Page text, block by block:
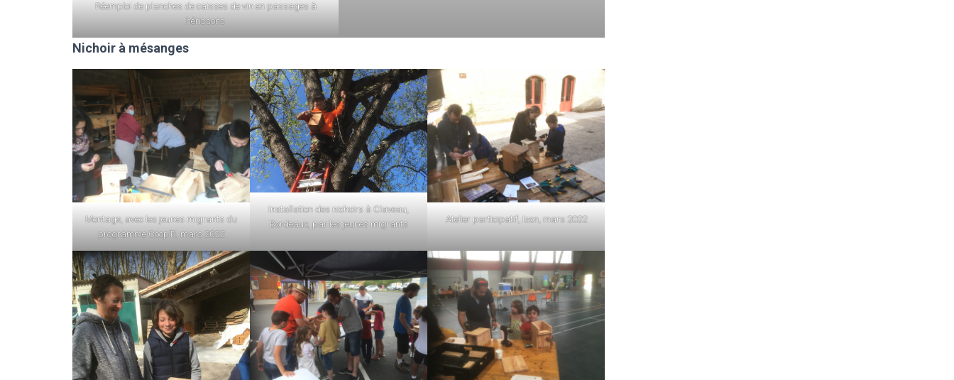
Réemploi de planches de caisses de vin en passages à
hérissons
Nichoir à mésanges
Montage, avec les jeunes migrants du
programme Coop’R, mars 2022
Installation des nichoirs à Claveau,
Bordeaux, par les jeunes migrants
Atelier participatif, Izon, mars 2022